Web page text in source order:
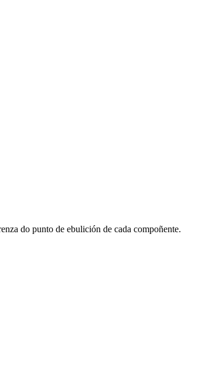
do punto de ebulición de cada compoñente.